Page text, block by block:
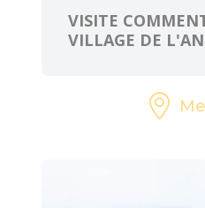
VISITE
VILLAGE DE